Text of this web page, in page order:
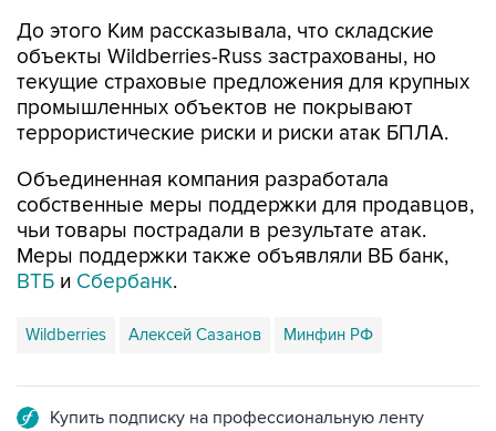
До этого Ким рассказывала, что складские
объекты Wildberries-Russ застрахованы, но
текущие страховые предложения для крупных
промышленных объектов не покрывают
террористические риски и риски атак БПЛА.
Объединенная компания разработала
собственные меры поддержки для продавцов,
чьи товары пострадали в результате атак.
Меры поддержки также объявляли ВБ банк,
ВТБ и Сбербанк.
Wildberries Алексей Сазанов Минфин РФ
Купить подписку на профессиональную ленту